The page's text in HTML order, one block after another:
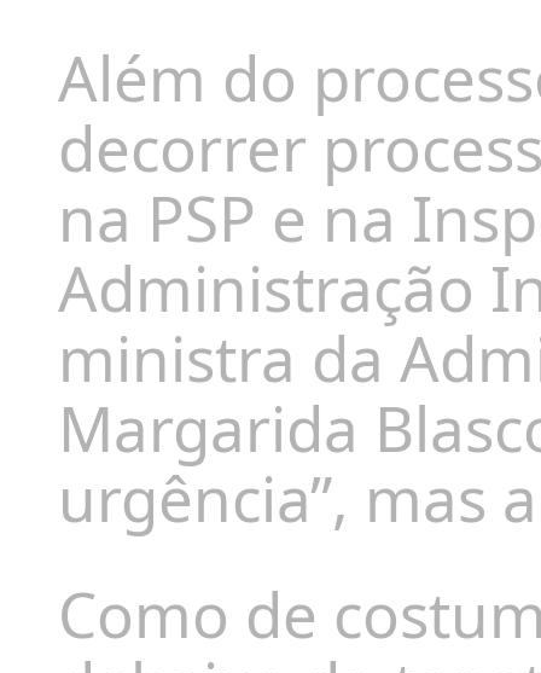
Além do
decorrer
na PSP e na
Administração
ministra da
Margarida
urgência”, mas
Como de